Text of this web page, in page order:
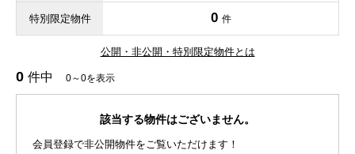
特別限定物件 0 件
公開・非公開・特別限定物件とは
0 件中 0～0を表示
該当する物件はございません。
会員登録で非公開物件をご覧いただけます！